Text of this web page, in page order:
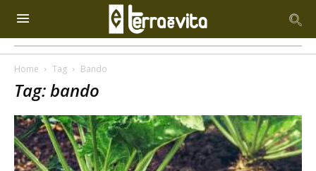
Home Tag Bando
Tag: bando